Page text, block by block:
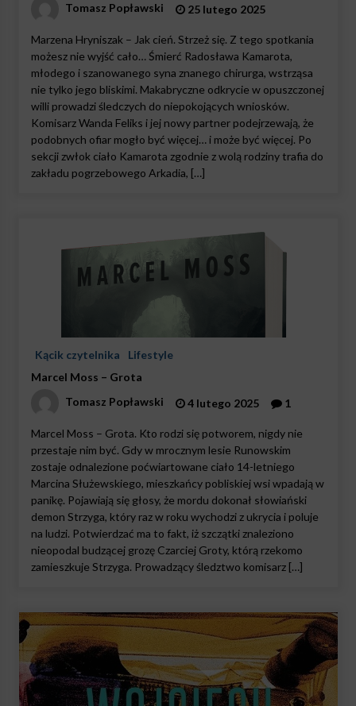
Tomasz Popławski
25 lutego 2025
Marzena Hryniszak – Jak cień. Strzeż się. Z tego spotkania
możesz nie wyjść cało… Śmierć Radosława Kamarota,
młodego i szanowanego syna znanego chirurga, wstrząsa
nie tylko jego bliskimi. Makabryczne odkrycie w opuszczonej
willi prowadzi śledczych do niepokojących wniosków.
Komisarz Wanda Feliks i jej nowy partner podejrzewają, że
podobnych ofiar mogło być więcej… i może być więcej. Po
sekcji zwłok ciało Kamarota zgodnie z wolą rodziny trafia do
zakładu pogrzebowego Arkadia, […]
Kącik czytelnika
Lifestyle
Marcel Moss – Grota
Tomasz Popławski
4 lutego 2025 1
Marcel Moss – Grota. Kto rodzi się potworem, nigdy nie
przestaje nim być. Gdy w mrocznym lesie Runowskim
zostaje odnalezione poćwiartowane ciało 14-letniego
Marcina Służewskiego, mieszkańcy pobliskiej wsi wpadają w
panikę. Pojawiają się głosy, że mordu dokonał słowiański
demon Strzyga, który raz w roku wychodzi z ukrycia i poluje
na ludzi. Potwierdzać ma to fakt, iż szczątki znaleziono
nieopodal budzącej grozę Czarciej Groty, którą rzekomo
zamieszkuje Strzyga. Prowadzący śledztwo komisarz […]